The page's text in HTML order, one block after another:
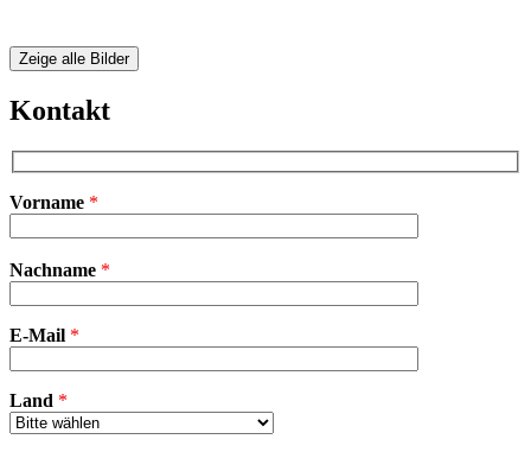
Zeige alle Bilder
Kontakt
Vorname *
lasse
leer.
Nachname *
E-Mail *
Land *